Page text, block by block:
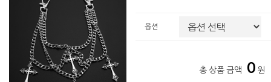
옵션
총 상품 금액 0 원